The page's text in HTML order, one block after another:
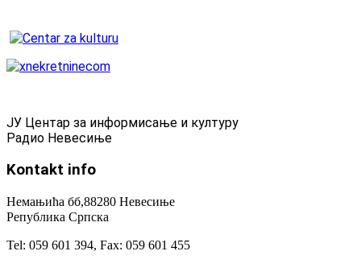
ЈУ Центар за информисање и културу
Радио Невесиње
Kontakt info
Немањића бб,88280 Невесиње
Република Српска
Tel: 059 601 394, Fax: 059 601 455